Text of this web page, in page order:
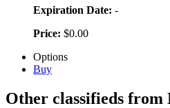
Expiration Date: -
Price: $0.00
Options
Buy
Other classifieds from